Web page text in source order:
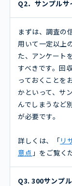
Q2．サンプル
まずは、調査の
用いて一定以上
た、アンケート
すべきです。回
っておくことを
かといって、サ
んでしまうなど
が必要です。
詳しくは、「リ
意点 」をご覧く
Q3. 300サンプ